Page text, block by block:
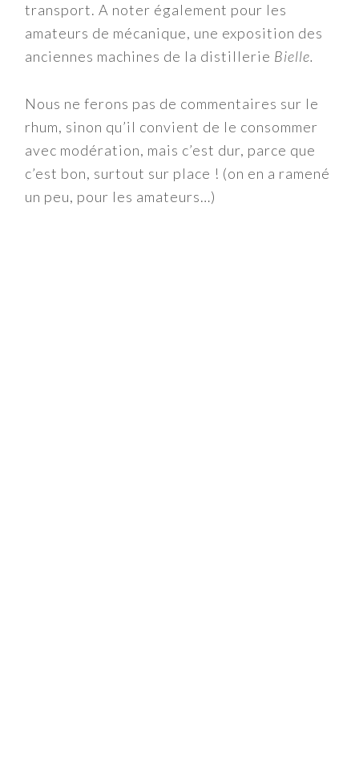
transport. A noter également pour les
amateurs de mécanique, une exposition des
anciennes machines de la distillerie Bielle.
Nous ne ferons pas de commentaires sur le
rhum, sinon qu’il convient de le consommer
avec modération, mais c’est dur, parce que
c’est bon, surtout sur place ! (on en a ramené
un peu, pour les amateurs…)